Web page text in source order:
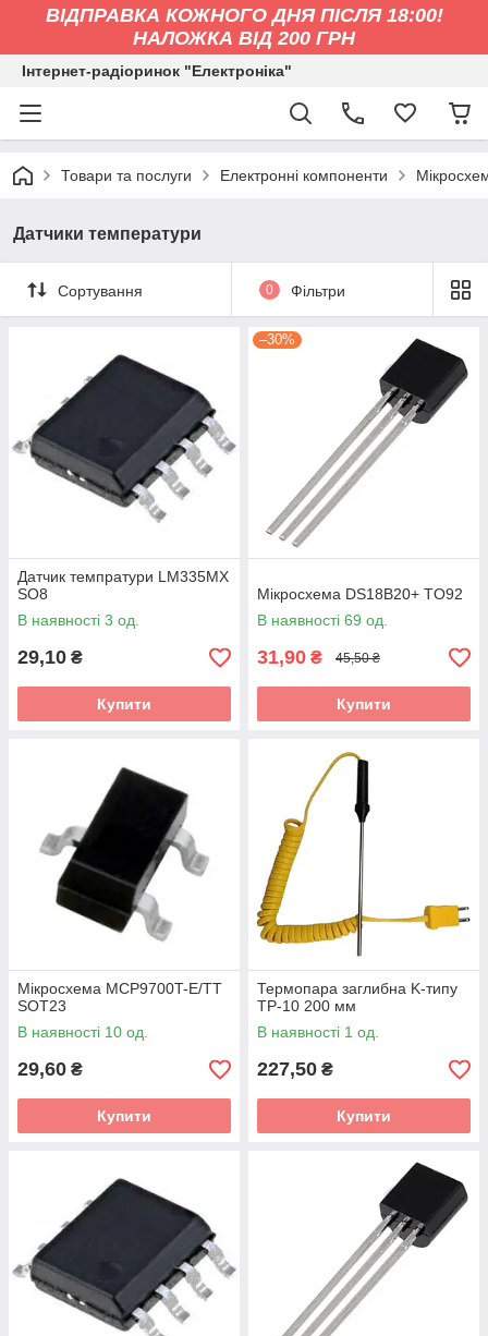
ВІДПРАВКА КОЖНОГО ДНЯ ПІСЛЯ 18:00!
НАЛОЖКА ВІД 200 ГРН
Інтернет-радіоринок "Електроніка"
Товари та послуги Електронні компоненти
Датчики температури
Сортування 0 Фільтри
Датчик темпратури LM335MX
SO8
В наявності 3 од.
29,10 ₴
Купити
–30%
Мікросхема DS18B20+ TO92
В наявності 69 од.
31,90 ₴ 45,50 ₴
Купити
Мікросхема MCP9700T-E/TT
SOT23
В наявності 10 од.
29,60 ₴
Купити
Термопара заглибна K-типу
TP-10 200 мм
В наявності 1 од.
227,50 ₴
Купити